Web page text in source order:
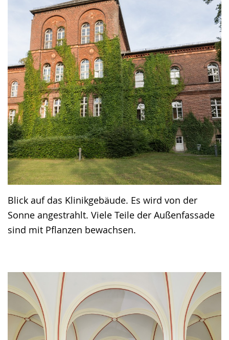
Blick auf das Klinikgebäude. Es wird von der
Sonne angestrahlt. Viele Teile der Außenfassade
sind mit Pflanzen bewachsen.